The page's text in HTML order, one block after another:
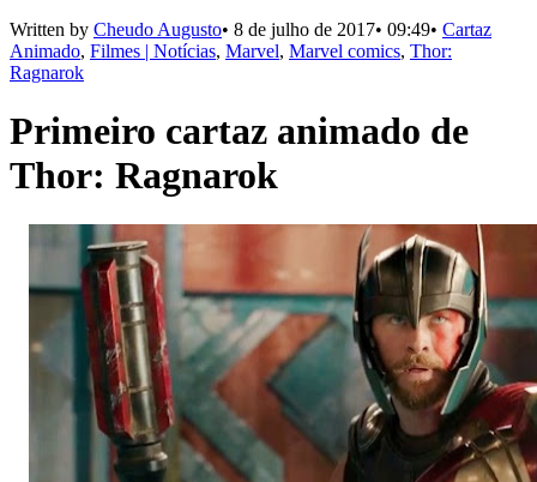
Written by Cheudo Augusto• 8 de julho de 2017• 09:49• Cartaz
Animado, Filmes | Notícias, Marvel, Marvel comics, Thor:
Ragnarok
Primeiro cartaz animado de
Thor: Ragnarok